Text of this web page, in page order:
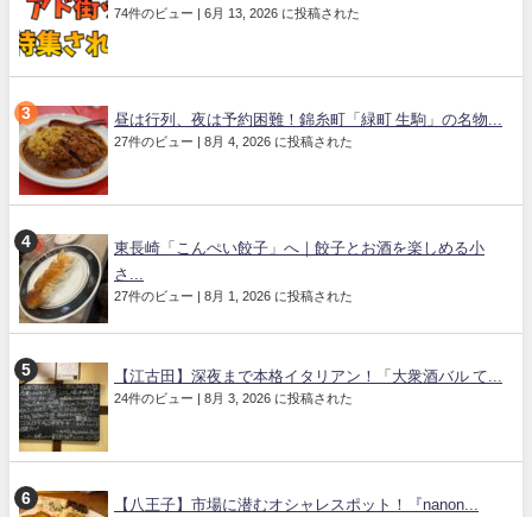
74件のビュー | 6月 13, 2026 に投稿された
昼は行列、夜は予約困難！錦糸町「緑町 生駒」の名物...
27件のビュー | 8月 4, 2026 に投稿された
東長崎「こんぺい餃子」へ｜餃子とお酒を楽しめる小
さ...
27件のビュー | 8月 1, 2026 に投稿された
【江古田】深夜まで本格イタリアン！「大衆酒バル て...
24件のビュー | 8月 3, 2026 に投稿された
【八王子】市場に潜むオシャレスポット！『nanon...